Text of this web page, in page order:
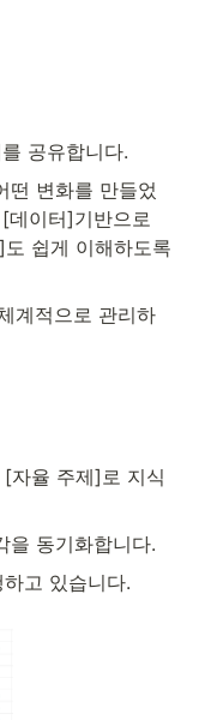
공유합니다.
떤 변화를 만들었
데이터]기반으로
쉽게 이해하도록
계적으로 관리하
자율 주제]로 지식
을 동기화합니다.
고 있습니다.